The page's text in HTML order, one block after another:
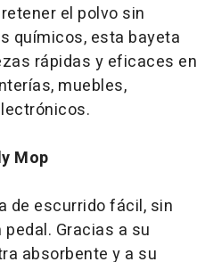
el polvo sin
químicos, esta bayeta
rápidas y eficaces en
muebles,
Mop
de escurrido fácil, sin
Gracias a su
absorbente y a su